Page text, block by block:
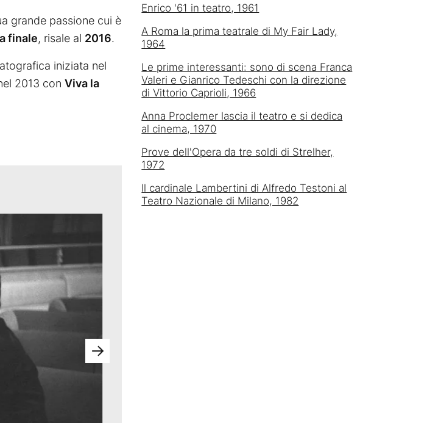
grande passione cui è
finale, risale al 2016.
iniziata nel
2013 con Viva la
Enrico '61 in teatro, 1961
A Roma la prima teatrale di My Fair Lady,
1964
Le prime interessanti: sono di scena Franca
Valeri e Gianrico Tedeschi con la direzione
di Vittorio Caprioli, 1966
Anna Proclemer lascia il teatro e si dedica
al cinema, 1970
Prove dell'Opera da tre soldi di Strelher,
1972
Il cardinale Lambertini di Alfredo Testoni al
Teatro Nazionale di Milano, 1982